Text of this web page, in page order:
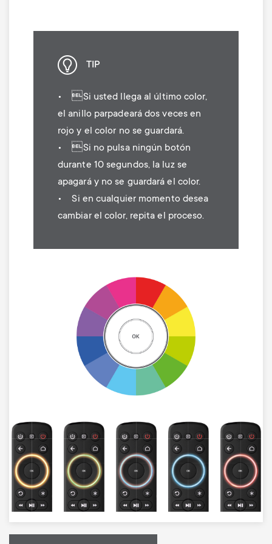
TIP
• Si usted llega al último color,
el anillo parpadeará dos veces en
rojo y el color no se guardará.
• Si no pulsa ningún botón
durante 10 segundos, la luz se
apagará y no se guardará el color.
• Si en cualquier momento desea
cambiar el color, repita el proceso.